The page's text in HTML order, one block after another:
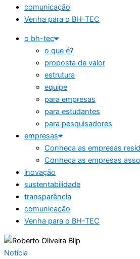
comunicação
Venha para o BH-TEC
o bh-tec
o que é?
proposta de valor
estrutura
equipe
para empresas
para estudantes
para pesquisadores
empresas
Conheça as empresas
Conheça as empresas
inovação
sustentabilidade
transparência
comunicação
Venha para o BH-TEC
Notícia